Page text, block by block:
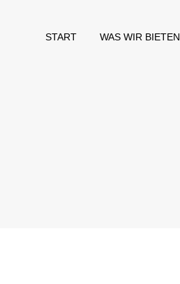
START WAS WIR BIETEN